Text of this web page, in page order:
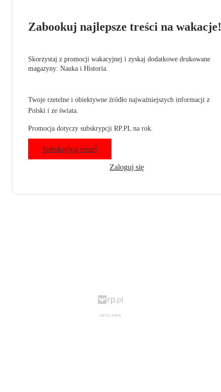
Zabookuj najlepsze treści na wakacje!
Skorzystaj z promocji wakacyjnej i zyskaj dodatkowe drukowane
magazyny: Nauka i Historia.
Twoje rzetelne i obiektywne źródło najważniejszych informacji z
Polski i ze świata.
Promocja dotyczy subskrypcji RP.PL na rok.
Subskrybuj teraz!
Zaloguj się